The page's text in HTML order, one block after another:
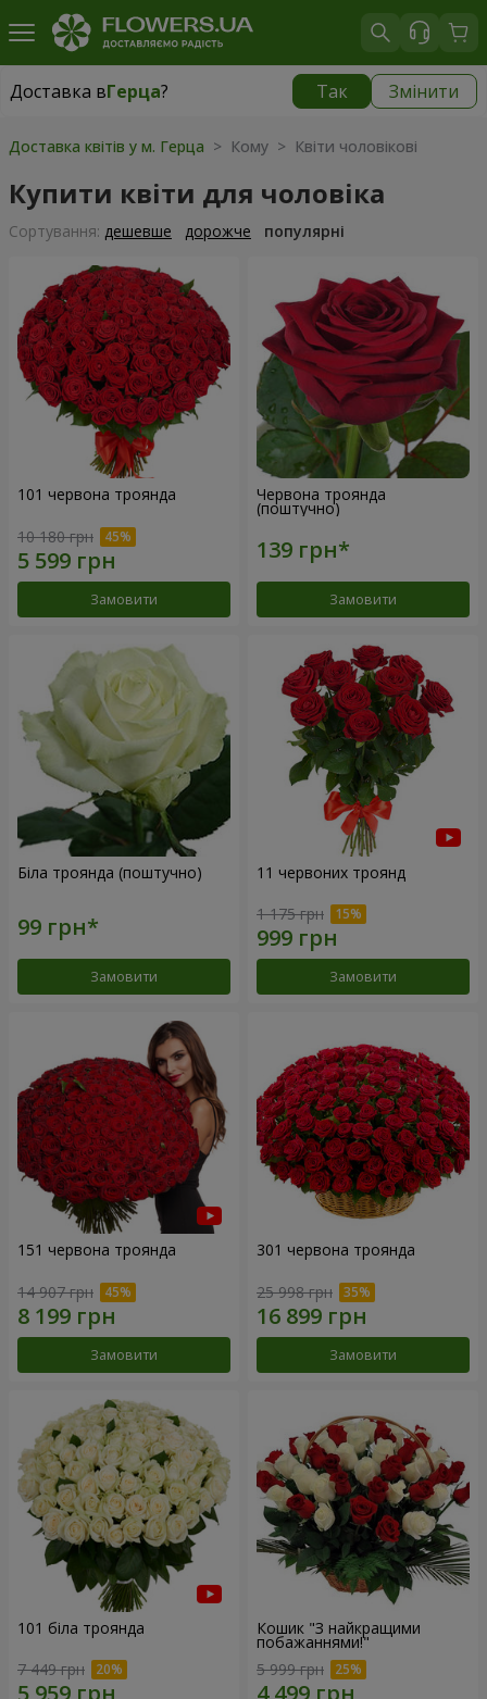
Доставка вГерца? Так Змінити
Доставка вГерца
Доставка квітів у м. Герца > Кому > Квіти чоловікові
Купити квіти для чоловіка
Сортування: дешевше дорожче популярні
101 червона троянда
10 180 грн
Замовити
Червона троянда
(поштучно)
Замовити
Біла троянда (поштучно)
Замовити
11 червоних троянд
1 175 грн
Замовити
151 червона троянда
14 907 грн
Замовити
301 червона троянда
25 998 грн
Замовити
101 біла троянда
7 449 грн
Кошик "З найкращими
побажаннями!"
5 999 грн